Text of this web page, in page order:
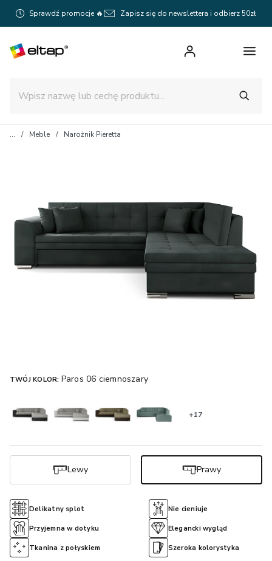
Sprawdź promocje 🔥 Zapisz się do newslettera i odbierz 50zł
Meble Narożnik Pieretta
TWÓJ KOLOR: Paros 06 ciemnoszary
Delikatny splot Nie cieniuje
Przyjemna w dotyku Elegancki wygląd
Tkanina z połyskiem Szeroka kolorystyka
+17
Lewy Prawy